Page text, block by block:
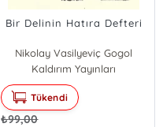
Bir Delinin Hatıra Defteri
Nikolay Vasilyeviç Gogol
Kaldırım Yayınları
Tükendi
₺99,00